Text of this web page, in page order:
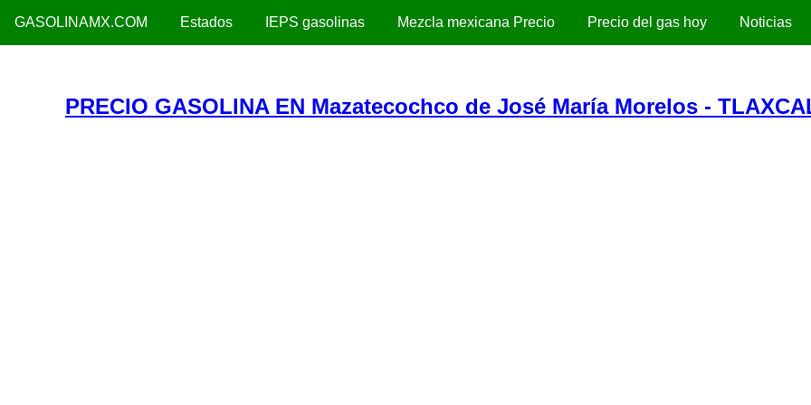
GASOLINAMX.COM Estados IEPS gasolinas Mezcla mexicana Precio Precio del gas hoy Noticias
PRECIO GASOLINA EN Mazatecochco de José María Morelos -